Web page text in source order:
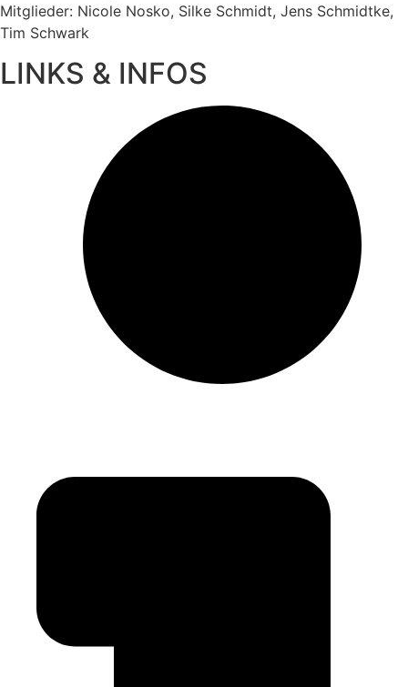
Mitglieder: Nicole Nosko, Silke Schmidt, Jens Schmidtke,
Tim Schwark
LINKS & INFOS